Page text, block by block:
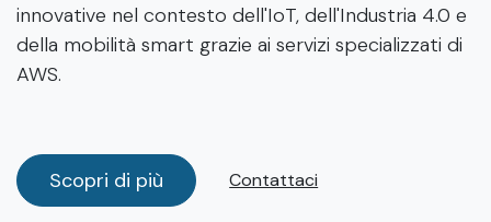
innovative nel contesto dell'IoT, dell'Industria 4.0 e
della mobilità smart grazie ai servizi specializzati di
AWS.
Scopri di più Contattaci